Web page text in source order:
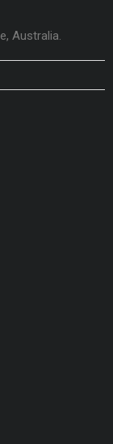
Australia.